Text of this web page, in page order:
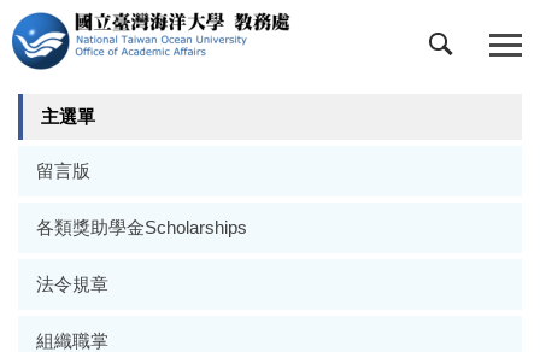
跳
到
主
要
主選單
留言版
各類獎助學金Scholarships
法令規章
組織職掌